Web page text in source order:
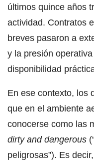
últimos quince años
actividad. Contratos
breves pasaron a
y la presión
disponibilidad
En ese contexto, los
que en el ambiente
conocerse como las
dirty and dangerous
peligrosas”). Es